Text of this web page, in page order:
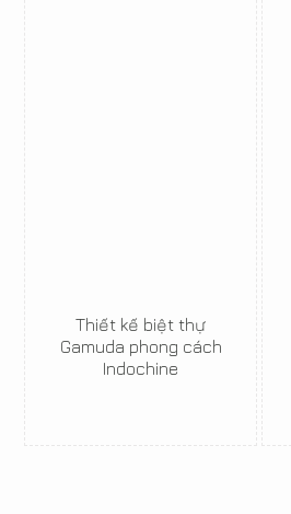
Thiết kế biệt thự
Gamuda phong cách
Indochine